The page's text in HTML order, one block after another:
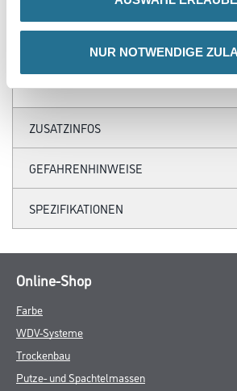
NUR NOTWENDIGE
- Länge 2,50 m, VE = 10 Stück
ZUSATZINFOS
GEFAHRENHINWEISE
SPEZIFIKATIONEN
Online-Shop
Farbe
WDV-Systeme
Trockenbau
Putze- und Spachtelmassen